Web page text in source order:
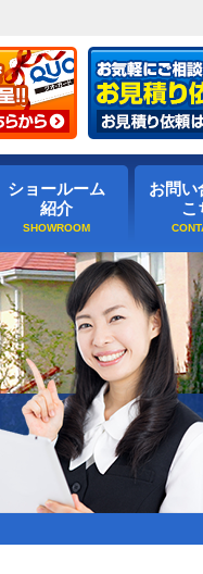
ショールーム
紹介
お問い
こ